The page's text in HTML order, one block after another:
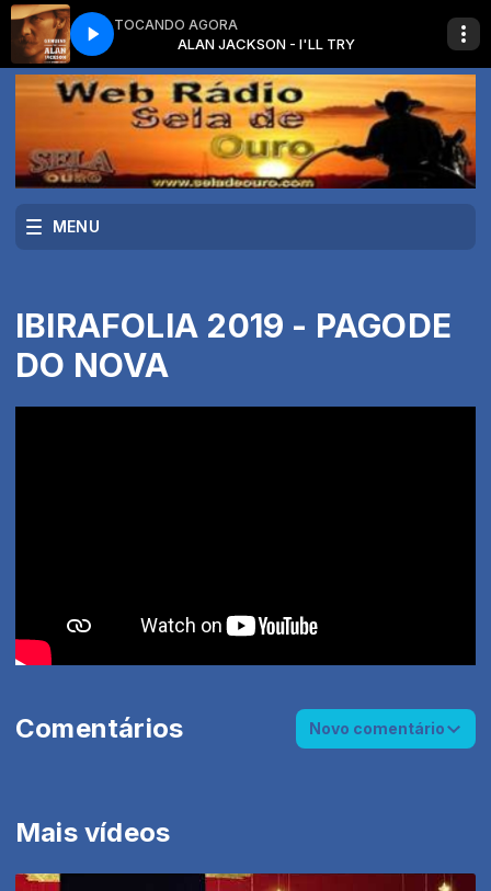
TOCANDO AGORA
ALAN JACKSON - I'LL TRY
MENU
IBIRAFOLIA 2019 - PAGODE
DO NOVA
Mais vídeos
Comentários Novo comentário